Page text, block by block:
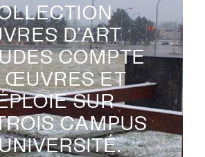
D’ART
COMPTE
ET
SUR
CAMPUS